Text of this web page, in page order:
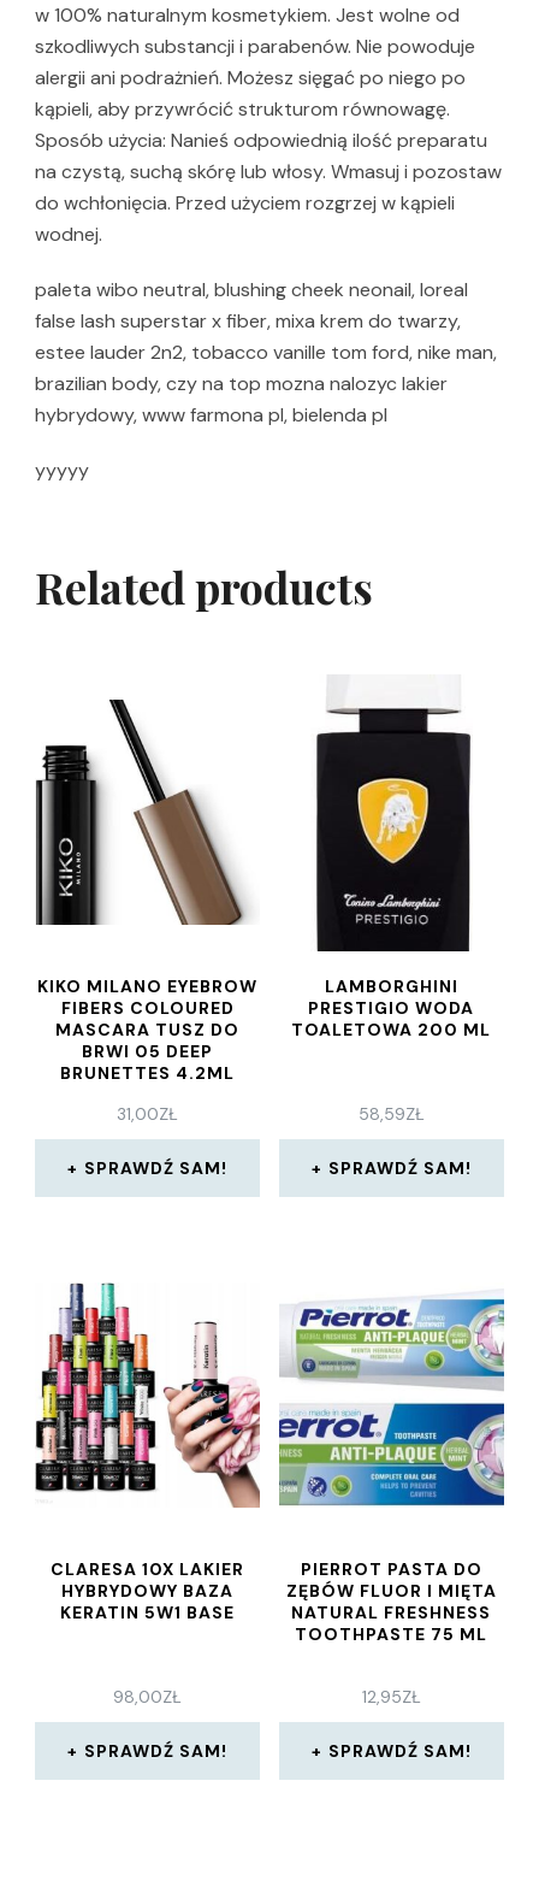
w 100% naturalnym kosmetykiem. Jest wolne od
szkodliwych substancji i parabenów. Nie powoduje
alergii ani podrażnień. Możesz sięgać po niego po
kąpieli, aby przywrócić strukturom równowagę.
Sposób użycia: Nanieś odpowiednią ilość preparatu
na czystą, suchą skórę lub włosy. Wmasuj i pozostaw
do wchłonięcia. Przed użyciem rozgrzej w kąpieli
wodnej.
paleta wibo neutral, blushing cheek neonail, loreal
false lash superstar x fiber, mixa krem do twarzy,
estee lauder 2n2, tobacco vanille tom ford, nike man,
brazilian body, czy na top mozna nalozyc lakier
hybrydowy, www farmona pl, bielenda pl
yyyyy
Related products
KIKO MILANO EYEBROW
FIBERS COLOURED
MASCARA TUSZ DO
BRWI 05 DEEP
BRUNETTES 4.2ML
31,00ZŁ
SPRAWDŹ SAM!
LAMBORGHINI
PRESTIGIO WODA
TOALETOWA 200 ML
58,59ZŁ
SPRAWDŹ SAM!
CLARESA 10X LAKIER
HYBRYDOWY BAZA
KERATIN 5W1 BASE
98,00ZŁ
SPRAWDŹ SAM!
PIERROT PASTA DO
ZĘBÓW FLUOR I MIĘTA
NATURAL FRESHNESS
TOOTHPASTE 75 ML
12,95ZŁ
SPRAWDŹ SAM!